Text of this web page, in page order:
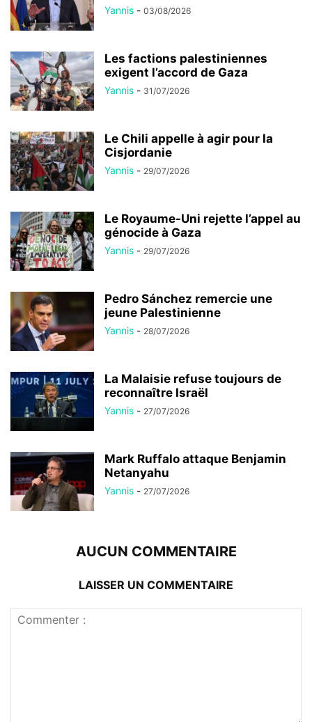
Yannis - 03/08/2026
Les factions palestiniennes
exigent l’accord de Gaza
Yannis - 31/07/2026
Le Chili appelle à agir pour la
Cisjordanie
Yannis - 29/07/2026
Le Royaume-Uni rejette l’appel au
génocide à Gaza
Yannis - 29/07/2026
Pedro Sánchez remercie une
jeune Palestinienne
Yannis - 28/07/2026
La Malaisie refuse toujours de
reconnaître Israël
Yannis - 27/07/2026
Mark Ruffalo attaque Benjamin
Netanyahu
Yannis - 27/07/2026
AUCUN COMMENTAIRE
LAISSER UN COMMENTAIRE